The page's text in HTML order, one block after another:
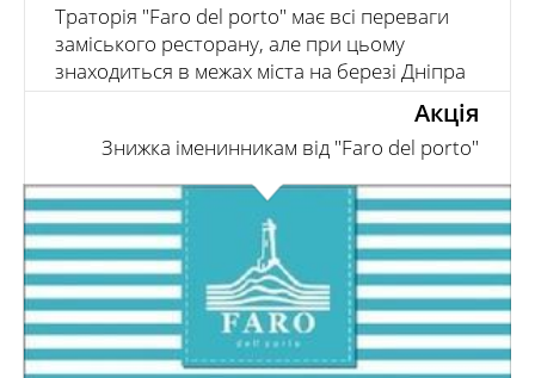
Траторія "Faro del porto" має всі переваги
заміського ресторану, але при цьому
знаходиться в межах міста на березі Дніпра
Акція
Знижка іменинникам від "Faro del porto"
У нашій траторії діє знижка для іменинників – 20% в
День народження!